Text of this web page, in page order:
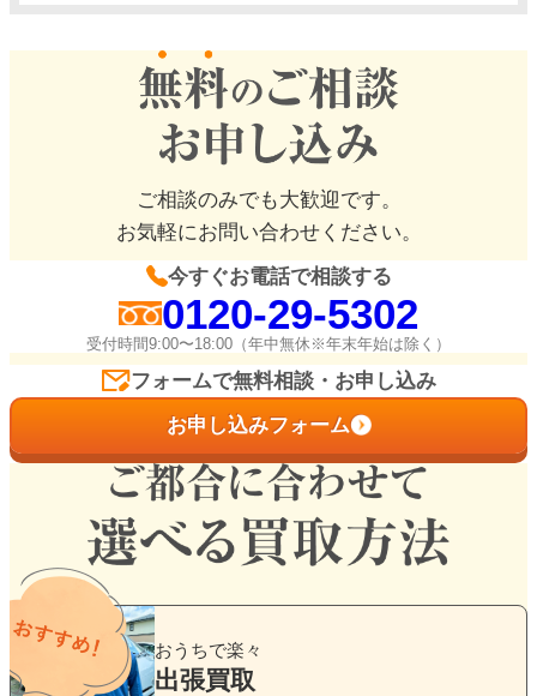
ご相談のみでも大歓迎です。
お気軽にお問い合わせください。
今すぐお電話で相談する
0120-29-5302
受付時間9:00〜18:00（年中無休※年末年始は除く）
フォームで無料相談・お申し込み
お申し込みフォーム
おうちで楽々
出張買取
グ
ー